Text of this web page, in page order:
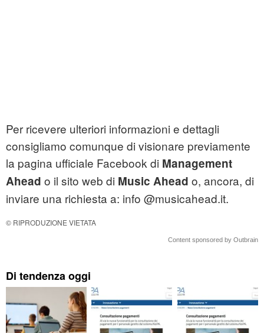
Per ricevere ulteriori informazioni e dettagli
consigliamo comunque di visionare previamente
la pagina ufficiale Facebook di Management
Ahead o il sito web di Music Ahead o, ancora, di
inviare una richiesta a: info @musicahead.it.
© RIPRODUZIONE VIETATA
Content sponsored by Outbrain
Di tendenza oggi